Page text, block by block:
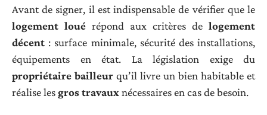
Avant de signer, il est indispensable de vérifier que le
logement loué répond aux critères de logement
décent : surface minimale, sécurité des installations,
équipements en état. La législation exige du
propriétaire bailleur qu’il livre un bien habitable et
réalise lesgros travaux nécessaires en cas de besoin.